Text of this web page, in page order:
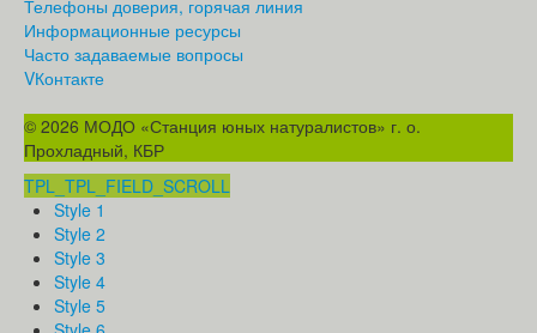
Телефоны доверия, горячая линия
Информационные ресурсы
Часто задаваемые вопросы
VКонтакте
© 2026 МОДО «Станция юных натуралистов» г. о.
Прохладный, КБР
TPL_TPL_FIELD_SCROLL
Style 1
Style 2
Style 3
Style 4
Style 5